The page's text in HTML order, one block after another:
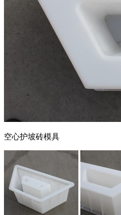
塑料模具设计与制造
PLASTIC MOLDS
空心护坡砖模具